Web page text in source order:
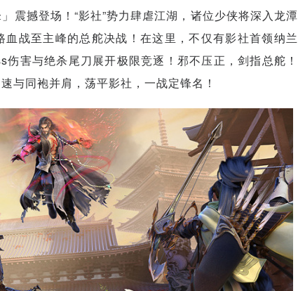
震撼登场！“影社”势力肆虐江湖，诸位少侠将深入龙潭
战至主峰的总舵决战！在这里，不仅有影社首领纳兰
害与绝杀尾刀展开极限竞逐！邪不压正，剑指总舵！
与同袍并肩，荡平影社，一战定锋名！